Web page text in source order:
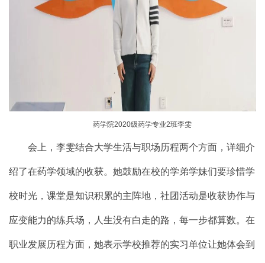
药学院2020级药学专业2班李雯
会上，李雯结合大学生活与职场历程两个方面，详细介
绍了在药学领域的收获。她鼓励在校的学弟学妹们要珍惜学
校时光，课堂是知识积累的主阵地，社团活动是收获协作与
应变能力的练兵场，人生没有白走的路，每一步都算数。在
职业发展历程方面，她表示学校推荐的实习单位让她体会到